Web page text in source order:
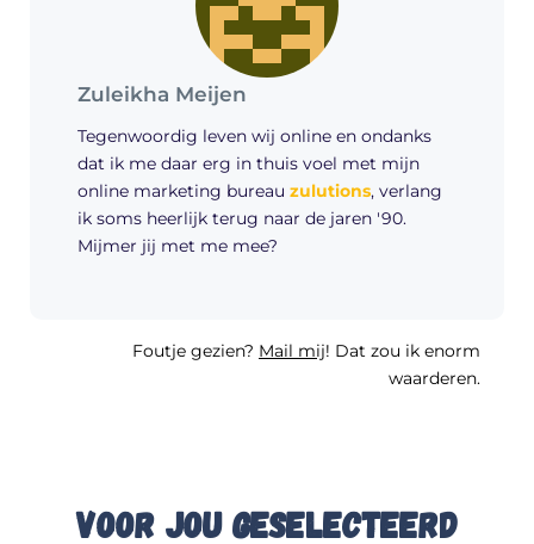
Zuleikha Meijen
Tegenwoordig leven wij online en ondanks
dat ik me daar erg in thuis voel met mijn
online marketing bureau zulutions, verlang
ik soms heerlijk terug naar de jaren '90.
Mijmer jij met me mee?
Foutje gezien? Mail mij! Dat zou ik enorm
waarderen.
Voor jou geselecteerd